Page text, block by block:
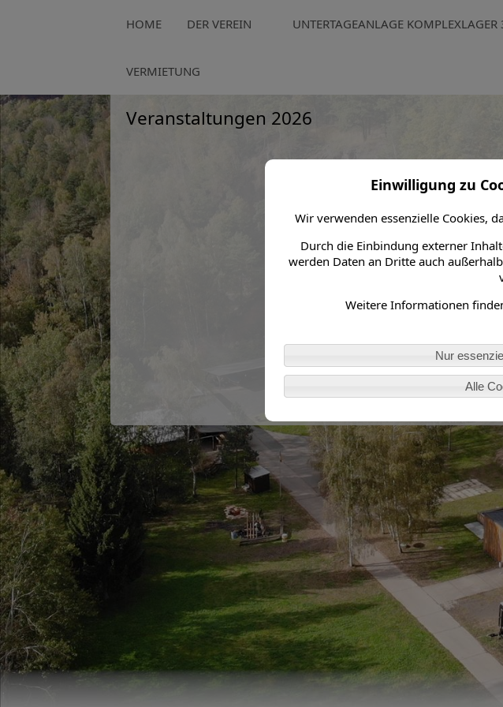
Einwilligung zu
Wir verwenden essenzielle Cookies,
Durch die Einbindung externer
werden Daten an Dritte auch
Weitere Informationen
Nur
Alle
HOME DER VEREIN UNTERTAGEANLAGE KOMPLEXLAGER
VERMIETUNG
Veranstaltungen 2026